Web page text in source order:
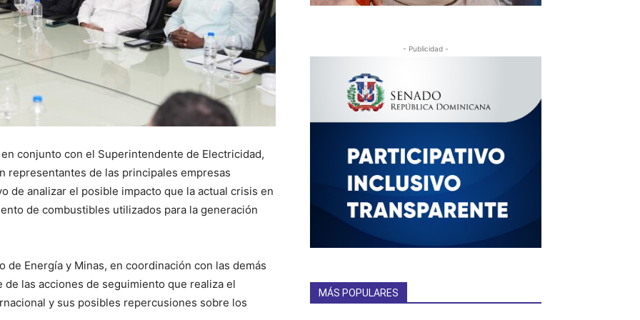
conjunto con el Superintendente de Electricidad,
representantes de las principales empresas
de analizar el posible impacto que la actual crisis en
de combustibles utilizados para la generación
Energía y Minas, en coordinación con las demás
las acciones de seguimiento que realiza el
y sus posibles repercusiones sobre los
- Publicidad -
MÁS POPULARES